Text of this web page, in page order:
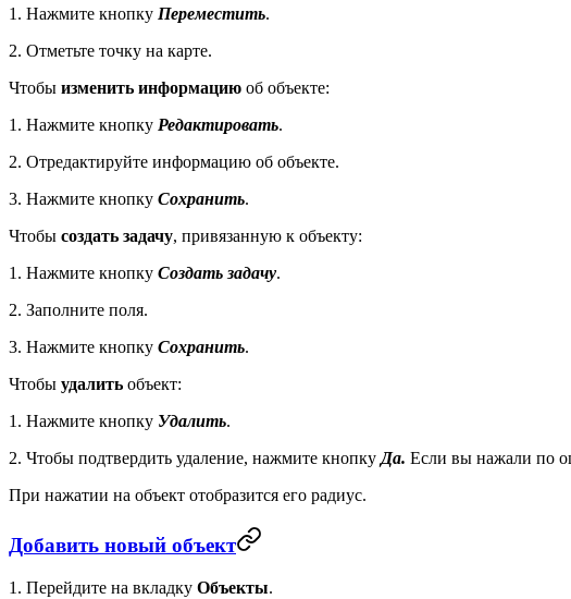
1. Нажмите кнопку Переместить.
2. Отметьте точку на карте.
Чтобы изменить информацию об объекте:
1. Нажмите кнопку Редактировать.
2. Отредактируйте информацию об объекте.
3. Нажмите кнопку Сохранить.
Чтобы создать задачу, привязанную к объекту:
1. Нажмите кнопку Создать задачу.
2. Заполните поля.
3. Нажмите кнопку Сохранить.
Чтобы удалить объект:
1. Нажмите кнопку Удалить.
2. Чтобы подтвердить удаление, нажмите кнопку Да. Если вы нажали по
При нажатии на объект отобразится его радиус.
Добавить новый объект
1. Перейдите на вкладку Объекты.